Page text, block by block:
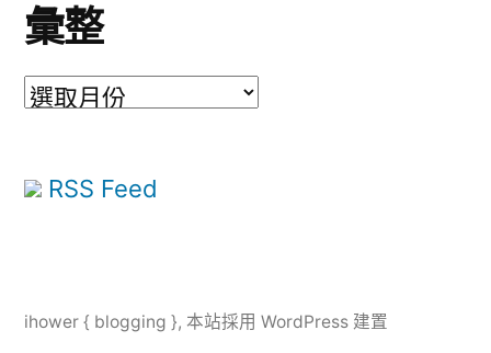
彙整
彙
RSS Feed
ihower { blogging }, 本站採用 WordPress 建置